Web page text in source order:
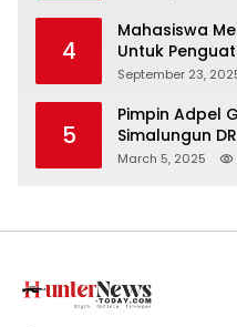
4
Mahasiswa
Untuk Penguatan
Simalungun
September 23,
5
Pimpin Adpel
Simalungun
Ajak ASN
March 5, 2025